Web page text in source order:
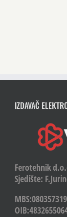
IZDAVAČ
Ferotehnik
Sjedište:
MBS:080357319